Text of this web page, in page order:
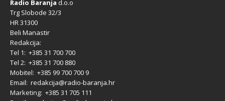
Radio Baranja d.o.o
Trg Slobode 32/3
HR 31300
Beli Manastir
Redakcija:
Tel 1: +385 31 700 700
Tel 2: +385 31 700 880
Mobitel: +385 99 700 700 9
Email: redakcija@radio-baranja.hr
Marketing: +385 31 705 111